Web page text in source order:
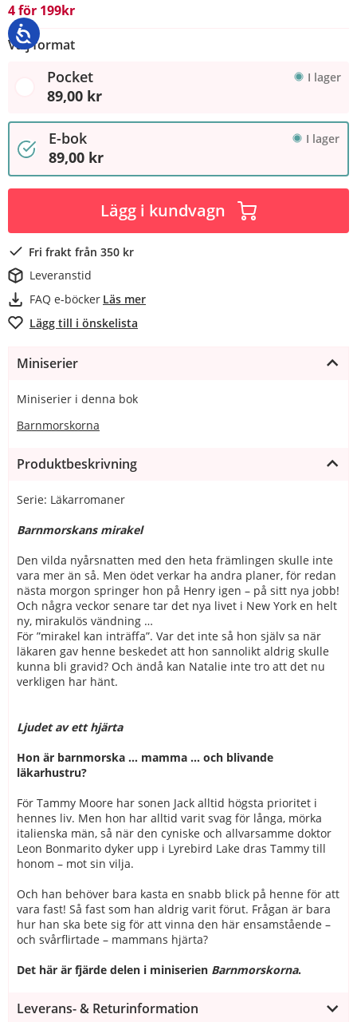
4 för 199kr
Välj format
Pocket I lager
89,00 kr
E-bok I lager
89,00 kr
Lägg i kundvagn
Fri frakt från 350 kr
Leveranstid
FAQ e-böcker Läs mer
Lägg till i önskelista
Miniserier
Miniserier i denna bok
Barnmorskorna
Produktbeskrivning
Serie: Läkarromaner
Barnmorskans mirakel
Den vilda nyårsnatten med den heta främlingen skulle inte
vara mer än så. Men ödet verkar ha andra planer, för redan
nästa morgon springer hon på Henry igen – på sitt nya jobb!
Och några veckor senare tar det nya livet i New York en helt
ny, mirakulös vändning …
För ”mirakel kan inträffa”. Var det inte så hon själv sa när
läkaren gav henne beskedet att hon sannolikt aldrig skulle
kunna bli gravid? Och ändå kan Natalie inte tro att det nu
verkligen har hänt.
Ljudet av ett hjärta
Hon är barnmorska … mamma … och blivande
läkarhustru?
För Tammy Moore har sonen Jack alltid högsta prioritet i
hennes liv. Men hon har alltid varit svag för långa, mörka
italienska män, så när den cyniske och allvarsamme doktor
Leon Bonmarito dyker upp i Lyrebird Lake dras Tammy till
honom – mot sin vilja.
Och han behöver bara kasta en snabb blick på henne för att
vara fast! Så fast som han aldrig varit förut. Frågan är bara
hur han ska bete sig för att vinna den här ensamstående –
och svårflirtade – mammans hjärta?
Det här är fjärde delen i miniserien Barnmorskorna.
Leverans- & Returinformation